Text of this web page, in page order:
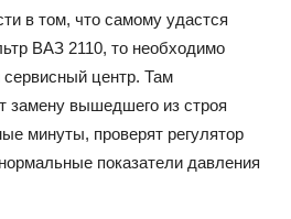
в том, что самому удастся
ВАЗ 2110, то необходимо
центр. Там
замену вышедшего из строя
минуты, проверят регулятор
показатели давления